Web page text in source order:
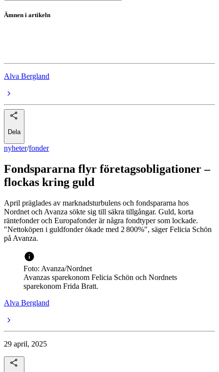
Ämnen i artikeln
Alva Bergland
Dela
nyheter/fonder
Fondspararna flyr företagsobligationer –
flockas kring guld
April präglades av marknadsturbulens och fondspararna hos
Nordnet och Avanza sökte sig till säkra tillgångar. Guld, korta
räntefonder och Europafonder är några fondtyper som lockade.
"Nettoköpen i guldfonder ökade med 2 800%", säger Felicia Schön
på Avanza.
Foto: Avanza/Nordnet
Avanzas sparekonom Felicia Schön och Nordnets
sparekonom Frida Bratt.
Alva Bergland
29 april, 2025